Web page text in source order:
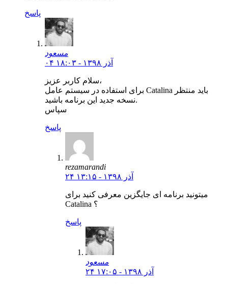
پاسخ
مسعود
۰۴ آذر ۱۳۹۸ - ۱۸:۰۳
سلام کاربر عزیز،
برای استفاده در سیستم عامل Catalina باید منتظر
نسخه جدید این برنامه باشید.
سپاس
پاسخ
rezamarandi
۲۴ آذر ۱۳۹۸ - ۱۳:۱۵
میتونید برنامه ای جایگزین معرفی کنید برای
Catalina ؟
پاسخ
مسعود
۲۴ آذر ۱۳۹۸ - ۱۷:۰۵